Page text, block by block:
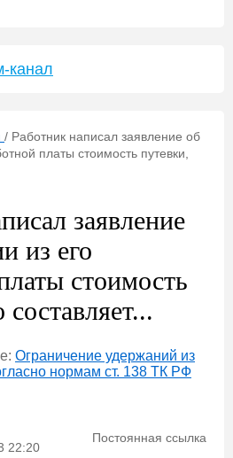
канал
/ Работник написал заявление об
платы стоимость путевки,
заявление
из его
стоимость
Ограничение удержаний из
нормам ст. 138 ТК РФ
22:20
Постоянная ссылка